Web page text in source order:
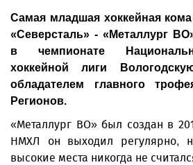
Самая младшая хоккейная
«Северсталь» - «Металлург
в чемпионате
хоккейной лиги
обладателем главного
Регионов.
«Металлург ВО» был создан в
НМХЛ он выходил регулярно,
высокие места никогда не